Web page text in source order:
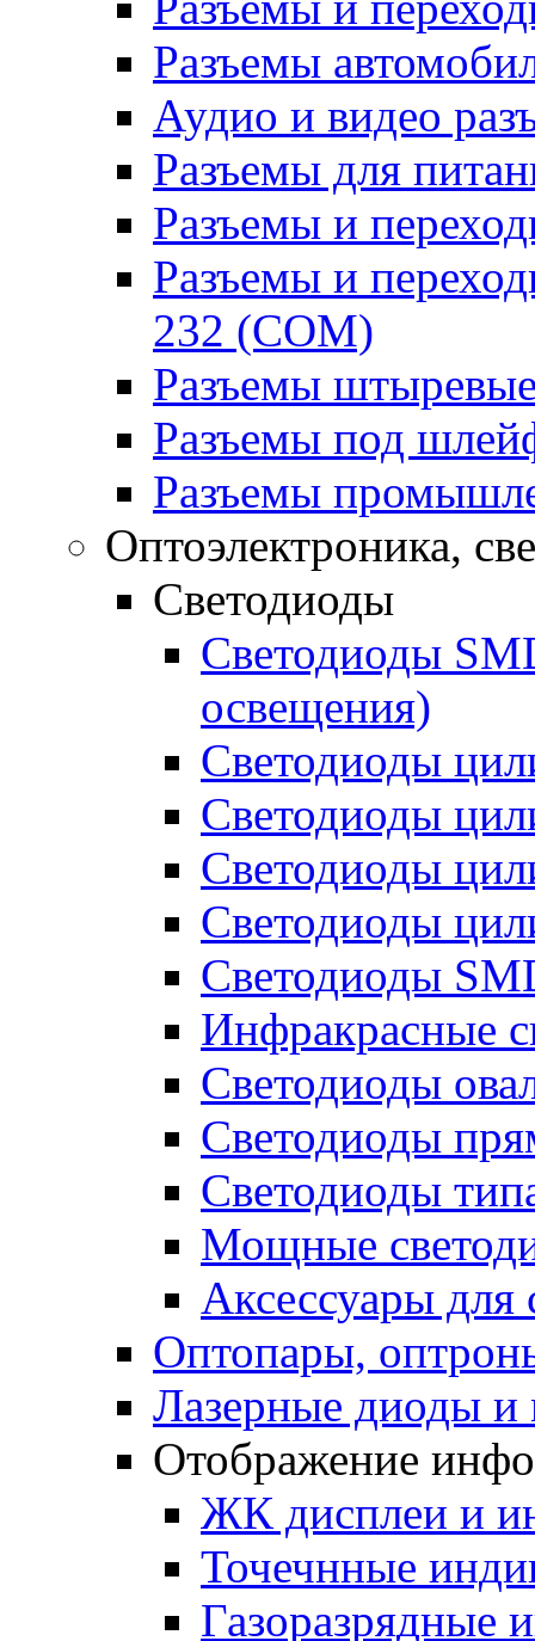
Разъемы
Аудио и видео
Разъемы для
Разъемы и
Разъемы и
232 (COM)
Разъемы
Разъемы под
Разъемы
Оптоэлектроника,
Светодиоды
Светодиоды
освещения)
Светодиоды
Светодиоды
Светодиоды
Светодиоды
Светодиоды
Инфракрасные
Светодиоды
Светодиоды
Светодиоды
Мощные
Аксессуары для
Оптопары,
Лазерные диоды и
Отображение
ЖК дисплеи и
Точечнные
Газоразрядные